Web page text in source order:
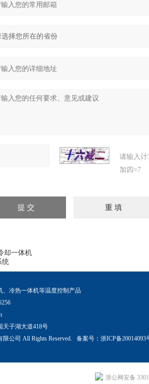
请输入
加四=7
却一体机
统
、冷热一体机等温度控制产品
天子湖大道418号
公司 All Rights Reserved. 备案号： 浙ICP备20014093
浙公网安备